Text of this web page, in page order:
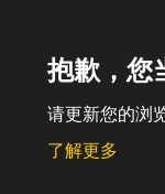
抱歉，您
请更新您的浏
了解更多